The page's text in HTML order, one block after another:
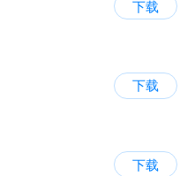
下载
下载
下载